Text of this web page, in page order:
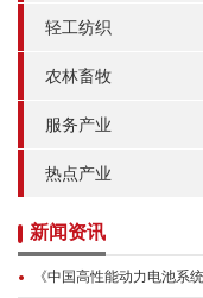
轻工纺织
农林畜牧
服务产业
热点产业
新闻资讯
《中国高性能动力电池系